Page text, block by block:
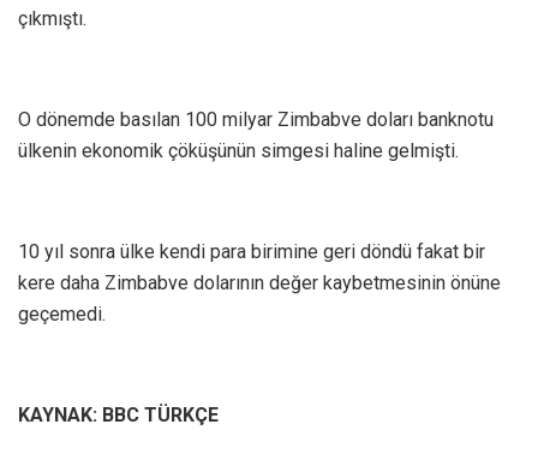
çıkmıştı.
O dönemde basılan 100 milyar Zimbabve doları banknotu
ülkenin ekonomik çöküşünün simgesi haline gelmişti.
10 yıl sonra ülke kendi para birimine geri döndü fakat bir
kere daha Zimbabve dolarının değer kaybetmesinin önüne
geçemedi.
KAYNAK: BBC TÜRKÇE